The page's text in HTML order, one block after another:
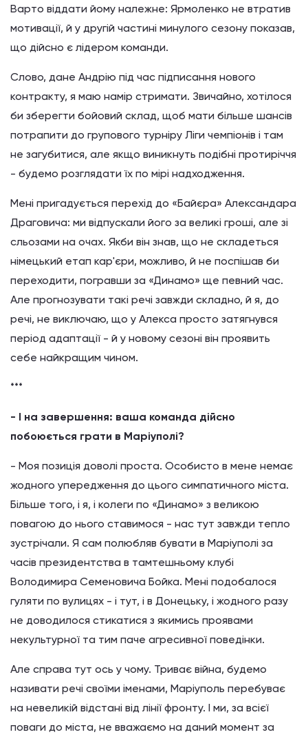
Варто віддати йому належне: Ярмоленко не втратив
мотивації, й у другій частині минулого сезону показав,
що дійсно є лідером команди.
Слово, дане Андрію під час підписання нового
контракту, я маю намір стримати. Звичайно, хотілося
би зберегти бойовий склад, щоб мати більше шансів
потрапити до групового турніру Ліги чемпіонів і там
не загубитися, але якщо виникнуть подібні протиріччя
- будемо розглядати їх по мірі надходження.
Мені пригадується перехід до «Байєра» Александара
Драговича: ми відпускали його за великі гроші, але зі
сльозами на очах. Якби він знав, що не складеться
німецький етап кар'єри, можливо, й не поспішав би
переходити, погравши за «Динамо» ще певний час.
Але прогнозувати такі речі завжди складно, й я, до
речі, не виключаю, що у Алекса просто затягнувся
період адаптації - й у новому сезоні він проявить
себе найкращим чином.
***
- І на завершення: ваша команда дійсно
побоюється грати в Маріуполі?
- Моя позиція доволі проста. Особисто в мене немає
жодного упередження до цього симпатичного міста.
Більше того, і я, і колеги по «Динамо» з великою
повагою до нього ставимося - нас тут завжди тепло
зустрічали. Я сам полюбляв бувати в Маріуполі за
часів президентства в тамтешньому клубі
Володимира Семеновича Бойка. Мені подобалося
гуляти по вулицях - і тут, і в Донецьку, і жодного разу
не доводилося стикатися з якимись проявами
некультурної та тим паче агресивної поведінки.
Але справа тут ось у чому. Триває війна, будемо
називати речі своїми іменами, Маріуполь перебуває
на невеликій відстані від лінії фронту. І ми, за всієї
поваги до міста, не вважаємо на даний момент за